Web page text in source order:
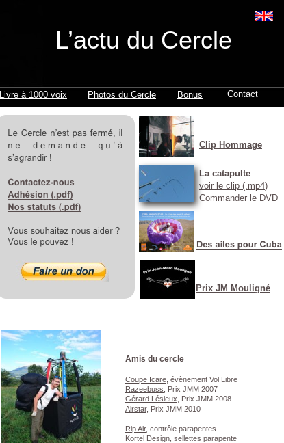
Livre à 1000 voix
L’actu du Cercle
Bonus Contact
Photos du Cercle
La catapulte
voir le clip (.mp4)
Commander le DVD
Clip Hommage
Amis du cercle
Coupe Icare , évènement Vol Libre
Razeebuss , Prix JMM 2007
Gérard Lésieux , Prix JMM 2008
Airstar, Prix JMM 2010
Rip Air, contrôle parapentes
Kortel Design , sellettes parapente
Prix JM Mouligné